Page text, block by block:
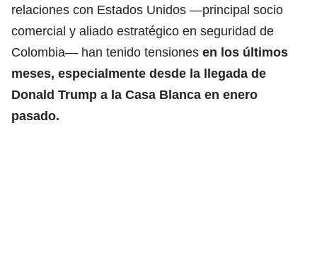
relaciones con Estados Unidos —principal socio
comercial y aliado estratégico en seguridad de
Colombia— han tenido tensiones en los últimos
meses, especialmente desde la llegada de
Donald Trump a la Casa Blanca en enero
pasado.